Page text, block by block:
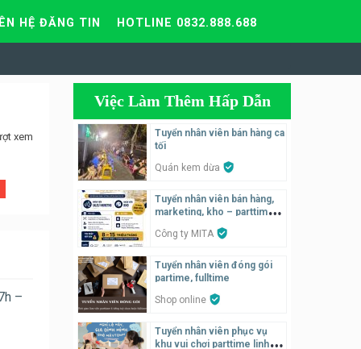
HỆ ĐĂNG TIN HOTLINE 0832.888.688
xem
–
Việc Làm Thêm Hấp Dẫn
Tuyển nhân viên bán hàng ca
tối
Quán kem dừa
Tuyển nhân viên bán hàng,
marketing, kho – parttime,
Công ty MITA
Tuyển nhân viên đóng gói
partime, fulltime
Shop online
Tuyển nhân viên phục vụ
khu vui chơi parttime linh